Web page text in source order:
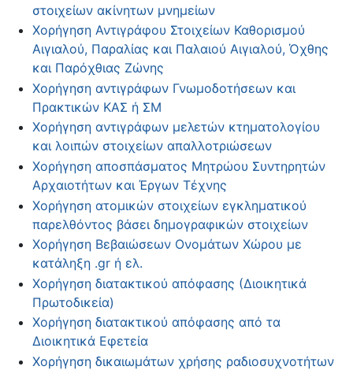
στοιχείων ακίνητων μνημείων
Χορήγηση Αντιγράφου Στοιχείων Καθορισμού
Αιγιαλού, Παραλίας και Παλαιού Αιγιαλού, Όχθης
και Παρόχθιας Ζώνης
Χορήγηση αντιγράφων Γνωμοδοτήσεων και
Πρακτικών ΚΑΣ ή ΣΜ
Χορήγηση αντιγράφων μελετών κτηματολογίου
και λοιπών στοιχείων απαλλοτριώσεων
Χορήγηση αποσπάσματος Μητρώου Συντηρητών
Αρχαιοτήτων και Έργων Τέχνης
Χορήγηση ατομικών στοιχείων εγκληματικού
παρελθόντος βάσει δημογραφικών στοιχείων
Χορήγηση Βεβαιώσεων Ονομάτων Χώρου με
κατάληξη .gr ή ελ.
Χορήγηση διατακτικού απόφασης (Διοικητικά
Πρωτοδικεία)
Χορήγηση διατακτικού απόφασης από τα
Διοικητικά Εφετεία
Χορήγηση δικαιωμάτων χρήσης ραδιοσυχνοτήτων